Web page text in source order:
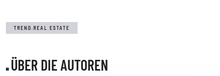
TREND.REAL ESTATE
ÜBER DIE AUTOREN